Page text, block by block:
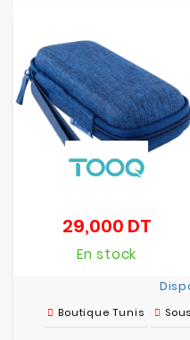
29,000 DTPrix
En stock
Boutique Tunis